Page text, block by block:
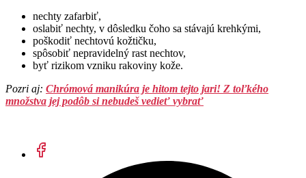
nechty zafarbiť,
oslabiť nechty, v dôsledku čoho sa stávajú krehkými,
poškodiť nechtovú kožtičku,
spôsobiť nepravidelný rast nechtov,
byť rizikom vzniku rakoviny kože.
Pozri aj: Chrómová manikúra je hitom tejto jari! Z toľkého
množstva jej podôb si nebudeš vedieť vybrať